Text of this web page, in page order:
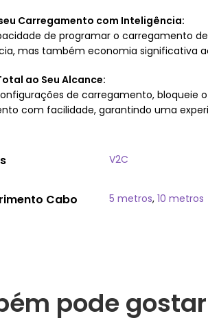
Carregamento com Inteligência:
de programar o carregamento
mas também economia significativa
ao Seu Alcance:
de carregamento, bloqueie
com facilidade, garantindo uma
V2C
Cabo 5 metros, 10 metros
pode